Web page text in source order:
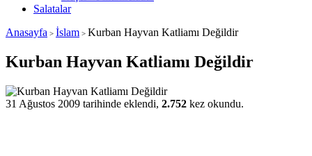
Salatalar
Anasayfa > İslam > Kurban Hayvan Katliamı Değildir
Kurban Hayvan Katliamı Değildir
31 Ağustos 2009 tarihinde eklendi, 2.752 kez okundu.